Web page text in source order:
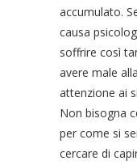
accumulato.
causa
soffrire così
avere male
attenzione ai
Non bisogna
per come si
cercare di